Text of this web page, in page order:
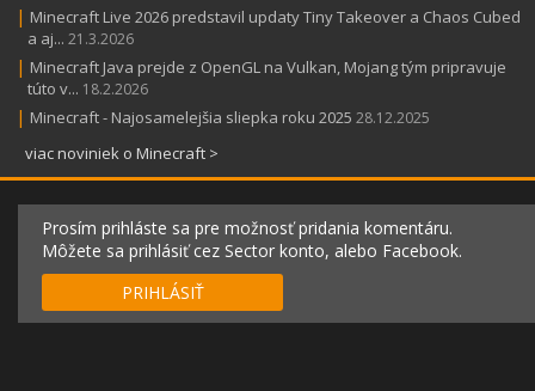
| Minecraft Live 2026 predstavil updaty Tiny Takeover a Chaos Cubed
a aj... 21.3.2026
| Minecraft Java prejde z OpenGL na Vulkan, Mojang tým pripravuje
túto v... 18.2.2026
| Minecraft - Najosamelejšia sliepka roku 2025 28.12.2025
viac noviniek o Minecraft >
Prosím prihláste sa pre možnosť pridania komentáru.
Môžete sa prihlásiť cez Sector konto, alebo Facebook.
PRIHLÁSIŤ